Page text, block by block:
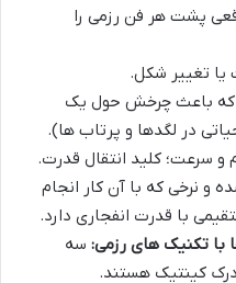
پشت هر فن رزمی را
یا تغییر شکل.
که باعث چرخش حول یک
در لگدها و پرتاب ها).
سرعت؛ کلید انتقال قدرت.
و نرخی که با آن کار انجام
با قدرت انفجاری دارد.
با تکنیک های رزمی: سه
کینتیک هستند.